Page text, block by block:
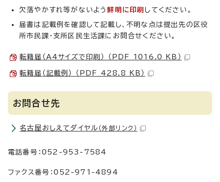
欠落やかすれ等がないよう鮮明に印刷 してください。
届書は記載例を確認して記載し、不明な点は提出先の区役
所市民課・支所区民生活課にお問合せください。
転籍届（A4サイズで印刷） （PDF 1016.0 KB）
転籍届（記載例） （PDF 428.8 KB）
お問合せ先
名古屋おしえてダイヤル （外部リンク）
電話番号：052-953-7584
ファクス番号：052-971-4894